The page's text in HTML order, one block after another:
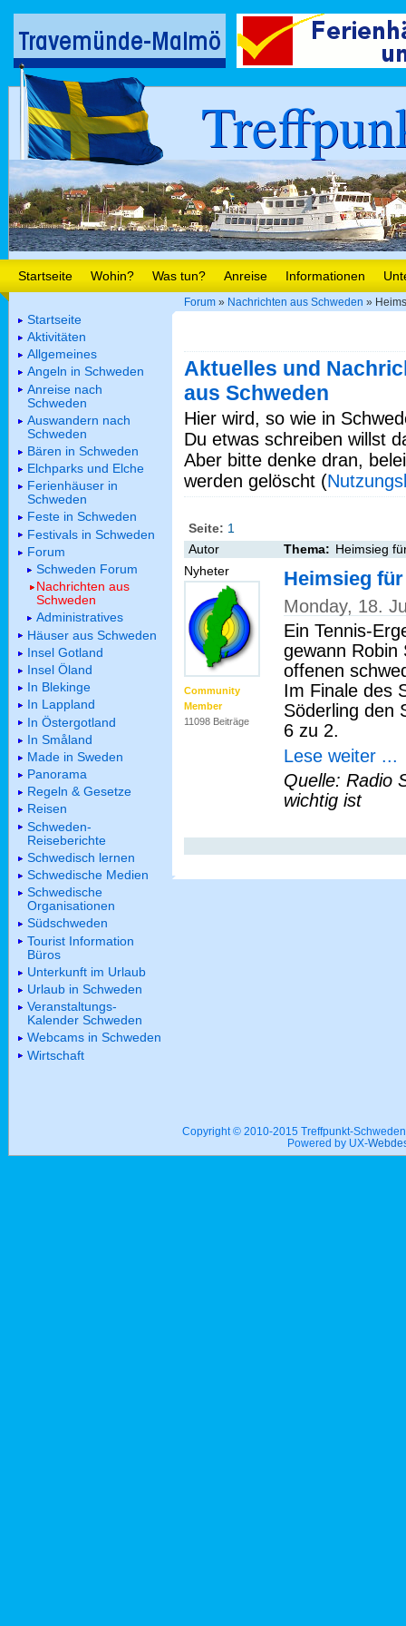
Startseite Wohin? Was tun? Anreise Informationen
Forum » Nachrichten aus Schweden »
Aktuelles und
aus Schweden
Hier wird, so wie in
Du etwas schreiben willst
Aber bitte denke dran,
werden gelöscht (
Seite: 1
Autor
Thema: Heimsieg
Nyheter
Community
Member
11098 Beiträge
Heimsieg
Monday, 18.
Ein Tennis-
gewann Robin
offenen
Im Finale des
Söderling den
6 zu 2.
Lese weiter ...
Quelle: Radio
wichtig ist
Startseite
Aktivitäten
Allgemeines
Angeln in Schweden
Anreise nach
Schweden
Auswandern nach
Schweden
Bären in Schweden
Elchparks und Elche
Ferienhäuser in
Schweden
Feste in Schweden
Festivals in Schweden
Forum
Schweden Forum
Nachrichten aus
Schweden
Administratives
Häuser aus Schweden
Insel Gotland
Insel Öland
In Blekinge
In Lappland
In Östergotland
In Småland
Made in Sweden
Panorama
Regeln & Gesetze
Reisen
Schweden-
Reiseberichte
Schwedisch lernen
Schwedische Medien
Schwedische
Organisationen
Südschweden
Tourist Information
Büros
Unterkunft im Urlaub
Urlaub in Schweden
Veranstaltungs-
Kalender Schweden
Webcams in Schweden
Wirtschaft
Copyright © 2010-2015 Treffpunkt-
Powered by UX-